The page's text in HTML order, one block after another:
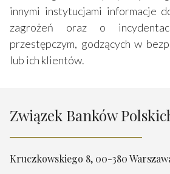
innymi instytucjami informacje
zagrożeń oraz o
przestępczym, godzących w
lub ich klientów.
Związek Banków
Kruczkowskiego 8, 00-380